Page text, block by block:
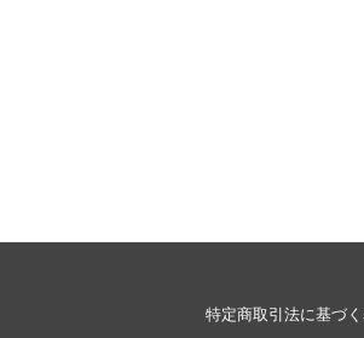
特定商取引法に基づ